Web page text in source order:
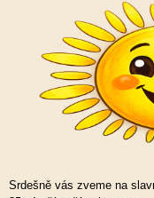
Srdešně vás zveme na